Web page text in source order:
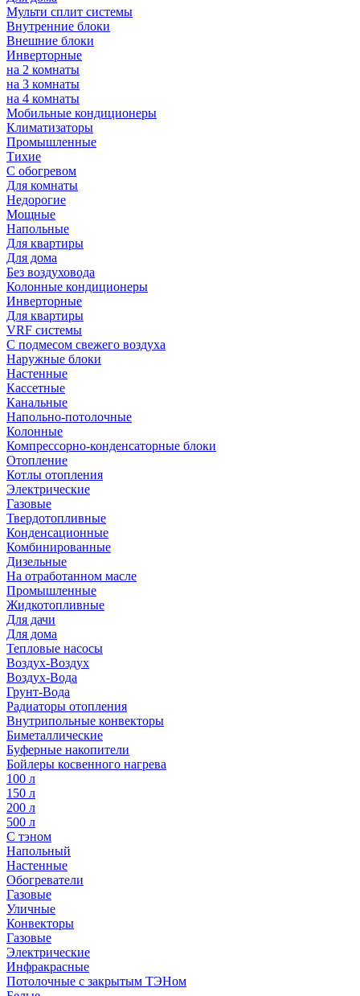
Мульти сплит системы
Внутренние блоки
Внешние блоки
Инверторные
на 2 комнаты
на 3 комнаты
на 4 комнаты
Мобильные кондиционеры
Климатизаторы
Промышленные
Тихие
С обогревом
Для комнаты
Недорогие
Мощные
Напольные
Для квартиры
Для дома
Без воздуховода
Колонные кондиционеры
Инверторные
Для квартиры
VRF системы
С подмесом свежего воздуха
Наружные блоки
Настенные
Кассетные
Канальные
Напольно-потолочные
Колонные
Компрессорно-конденсаторные блоки
Отопление
Котлы отопления
Электрические
Газовые
Твердотопливные
Конденсационные
Комбинированные
Дизельные
На отработанном масле
Промышленные
Жидкотопливные
Для дачи
Для дома
Тепловые насосы
Воздух-Воздух
Воздух-Вода
Грунт-Вода
Радиаторы отопления
Внутрипольные конвекторы
Биметаллические
Буферные накопители
Бойлеры косвенного нагрева
100 л
150 л
200 л
500 л
С тэном
Напольный
Настенные
Обогреватели
Газовые
Уличные
Конвекторы
Газовые
Электрические
Инфракрасные
Потолочные с закрытым ТЭНом